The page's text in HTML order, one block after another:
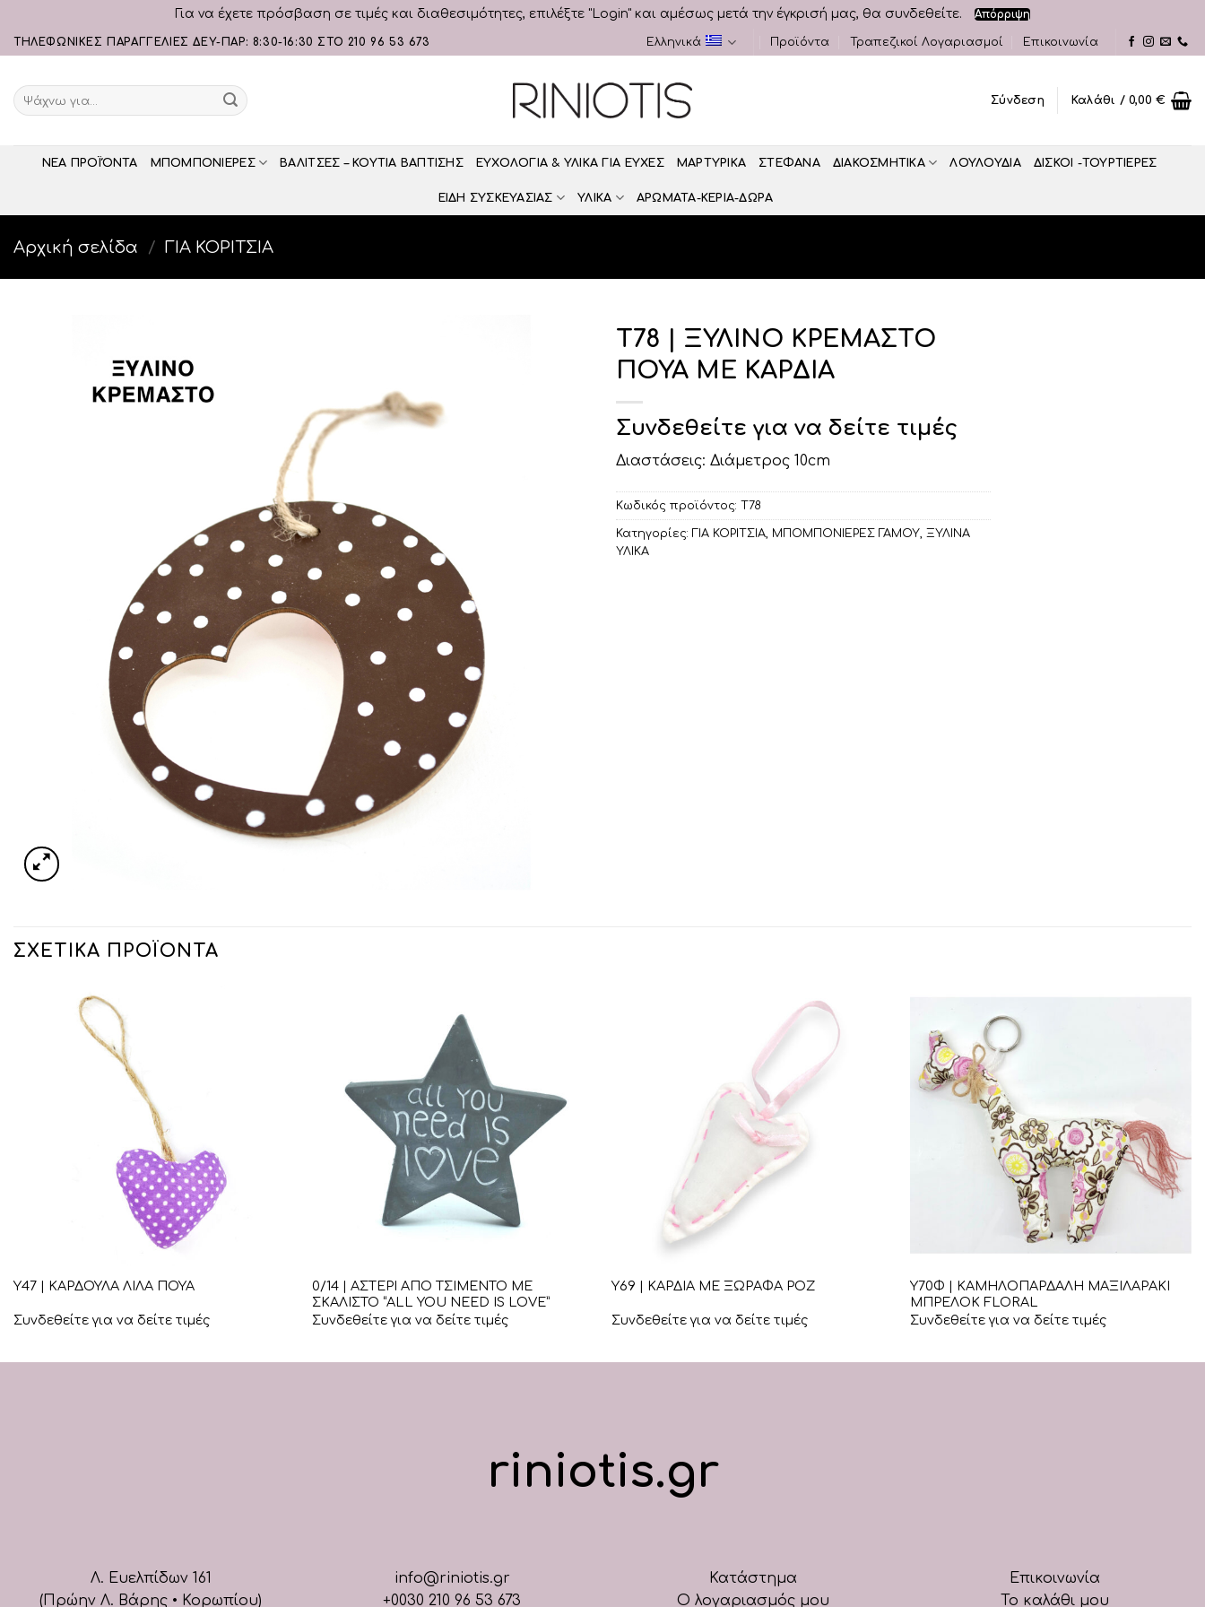
Για να έχετε πρόσβαση σε τιμές και διαθεσιμότητες, επιλέξτε "Login" και αμέσως μετά την έγκρισή μας, θα συνδεθείτε. Απόρριψη
Skip
to
content
ΤΗΛΕΦΩΝΙΚΕΣ ΠΑΡΑΓΓΕΛΙΕΣ ΔΕΥ-ΠΑΡ: 8:30-16:30 ΣΤΟ 210 96 53 673 Ελληνικά Προϊόντα Τραπεζικοί Λογαριασμοί Επικοινωνία
Αναζήτηση
για:
Σύνδεση Καλάθι /0,00€
ΝΕΑ ΠΡΟΪΌΝΤΑ ΜΠΟΜΠΟΝΙΕΡΕΣ ΒΑΛΙΤΣΕΣ – ΚΟΥΤΙΑ ΒΑΠΤΙΣΗΣ ΕΥΧΟΛΟΓΙΑ & ΥΛΙΚΑ ΓΙΑ ΕΥΧΕΣ ΜΑΡΤΥΡΙΚΑ ΣΤΕΦΑΝΑ ΔΙΑΚΟΣΜΗΤΙΚA ΛΟΥΛΟΥΔΙΑ ΔΙΣΚΟΙ -ΤΟΥΡΤΙΕΡΕΣ
ΕΙΔΗ ΣΥΣΚΕΥΑΣΙΑΣ ΥΛΙΚΑ ΑΡΩΜΑΤΑ-ΚΕΡΙΑ-ΔΩΡΑ
Αρχική σελίδα / ΓΙΑ ΚΟΡΙΤΣΙΑ
Τ78 | ΞΥΛΙΝΟ ΚΡΕΜΑΣΤΟ
ΠΟΥΑ ΜΕ ΚΑΡΔΙΑ
Συνδεθείτε για να δείτε τιμές
Διαστάσεις: Διάμετρος 10cm
Κωδικός προϊόντος: Τ78
Κατηγορίες: ΓΙΑ ΚΟΡΙΤΣΙΑ, ΜΠΟΜΠΟΝΙΕΡΕΣ ΓΑΜΟΥ, ΞΥΛΙΝΑ
ΥΛΙΚΑ
ΣΧΕΤΙΚΆ ΠΡΟΪΌΝΤΑ
Υ47 | ΚΑΡΔΟΥΛΑ ΛΙΛΑ ΠΟΥΑ
Συνδεθείτε για να δείτε τιμές
0/14 | ΑΣΤΕΡΙ ΑΠΟ ΤΣΙΜΕΝΤΟ ΜΕ
ΣΚΑΛΙΣΤΟ “ALL YOU NEED IS LOVE”
Συνδεθείτε για να δείτε τιμές
Υ69 | ΚΑΡΔΙΑ ΜΕ ΞΩΡΑΦΑ ΡΟΖ
Συνδεθείτε για να δείτε τιμές
Υ70Φ | ΚΑΜΗΛΟΠΑΡΔΑΛΗ ΜΑΞΙΛΑΡΑΚΙ
ΜΠΡΕΛΟΚ FLORAL
Συνδεθείτε για να δείτε τιμές
riniotis.gr
Λ. Ευελπίδων 161
(Πρώην Λ. Βάρης • Κορωπίου)
info@riniotis.gr
+0030 210 96 53 673
Κατάστημα
Ο λογαριασμός μου
Επικοινωνία
Το καλάθι μου